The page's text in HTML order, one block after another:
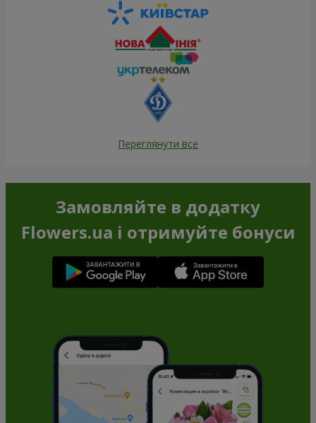
Переглянути все
Замовляйте в додатку
Flowers.ua і отримуйте бонуси